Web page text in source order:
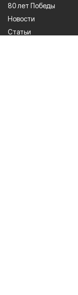
80 лет Победы
Новости
Статьи